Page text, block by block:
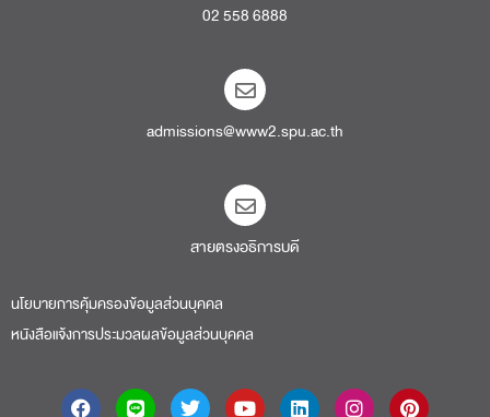
02 558 6888
admissions@www2.spu.ac.th
สายตรงอธิการบดี​
นโยบายการคุ้มครองข้อมูลส่วนบุคคล
หนังสือแจ้งการประมวลผลข้อมูลส่วนบุคคล